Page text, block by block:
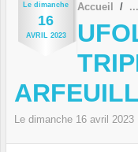
Le dimanche
16
AVRIL 2023
Accueil
Le dimanche 16 avril 2023